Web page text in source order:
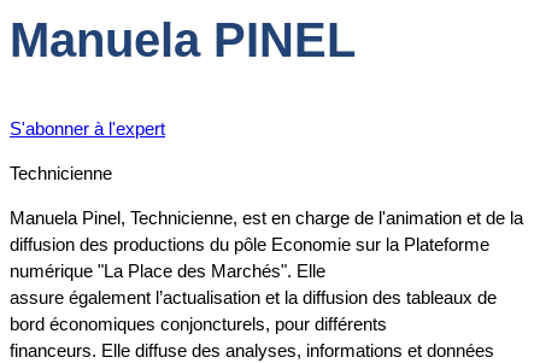
Manuela PINEL
S'abonner à l'expert
Technicienne
Manuela Pinel, Technicienne, est en charge de l'animation et de la
diffusion des productions du pôle Economie sur la Plateforme
numérique "La Place des Marchés". Elle
assure également l’actualisation et la diffusion des tableaux de
bord économiques conjoncturels, pour différents
financeurs. Elle diffuse des analyses, informations et données